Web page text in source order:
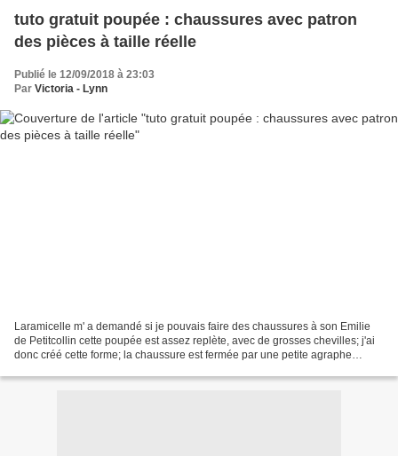
tuto gratuit poupée : chaussures avec patron
des pièces à taille réelle
Publié le 12/09/2018 à 23:03
Par Victoria - Lynn
Laramicelle m' a demandé si je pouvais faire des chaussures à son Emilie
de Petitcollin cette poupée est assez replète, avec de grosses chevilles; j'ai
donc créé cette forme; la chaussure est fermée par une petite agraphe